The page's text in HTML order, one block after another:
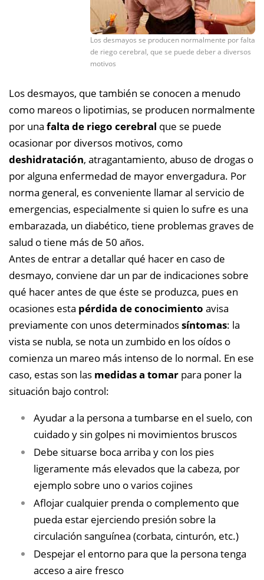
Los desmayos se producen normalmente por falta
de riego cerebral, que se puede deber a diversos
motivos
Los desmayos, que también se conocen a menudo
como mareos o lipotimias, se producen normalmente
por una falta de riego cerebral que se puede
ocasionar por diversos motivos, como
deshidratación, atragantamiento, abuso de drogas o
por alguna enfermedad de mayor envergadura. Por
norma general, es conveniente llamar al servicio de
emergencias, especialmente si quien lo sufre es una
embarazada, un diabético, tiene problemas graves de
salud o tiene más de 50 años.
Antes de entrar a detallar qué hacer en caso de
desmayo, conviene dar un par de indicaciones sobre
qué hacer antes de que éste se produzca, pues en
ocasiones esta pérdida de conocimiento avisa
previamente con unos determinadossíntomas: la
vista se nubla, se nota un zumbido en los oídos o
comienza un mareo más intenso de lo normal. En ese
caso, estas son las medidas a tomar para poner la
situación bajo control:
Ayudar a la persona a tumbarse en el suelo, con
cuidado y sin golpes ni movimientos bruscos
Debe situarse boca arriba y con los pies
ligeramente más elevados que la cabeza, por
ejemplo sobre uno o varios cojines
Aflojar cualquier prenda o complemento que
pueda estar ejerciendo presión sobre la
circulación sanguínea (corbata, cinturón, etc.)
Despejar el entorno para que la persona tenga
acceso a aire fresco